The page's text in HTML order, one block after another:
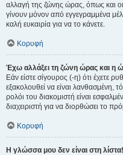
αλλαγή της ζώνης ώρας, όπως και
γίνουν μόνον από εγγεγραμμένα
καλή ευκαιρία για να το κάνετε.
Κορυφή
Έχω αλλάξει τη ζώνη ώρας και η
Εάν είστε σίγουρος (-η) ότι έχετε
εξακολουθεί να είναι λανθασμένη,
ρολόι του διακομιστή είναι
διαχειριστή για να διορθώσει το
Κορυφή
Η γλώσσα μου δεν είναι στη λίστα!